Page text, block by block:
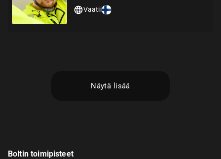
Vaatii
Näytä lisää
Boltin toimipisteet